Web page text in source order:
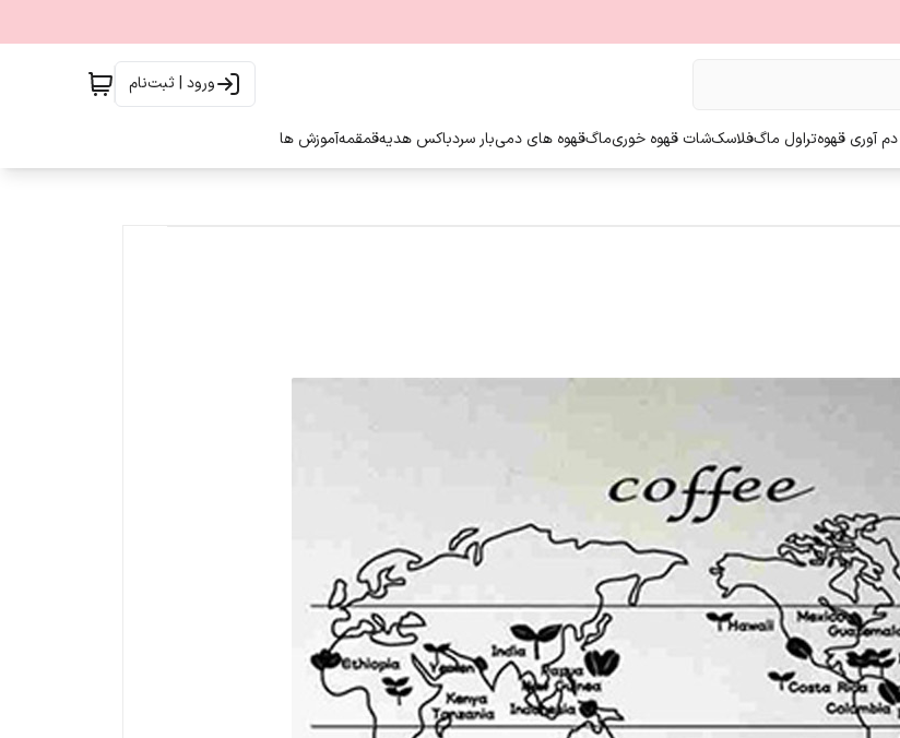
ورود | ثبت‌نام
دم آوری قهوهتراول ماگفلاسکشات قهوه خوریماگقهوه های دمیبار سردباکس هدیهقمقمهآموزش ها